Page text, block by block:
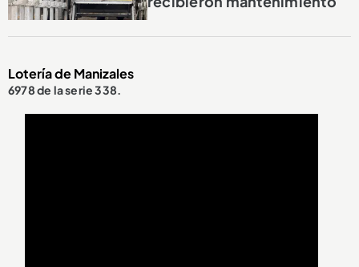
Lotería de Manizales
6978 de la serie 338.